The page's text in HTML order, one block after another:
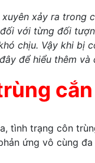
xảy ra trong
với từng đối
chịu. Vậy khi bị
để hiểu thêm và
tình trạng côn
ứng vô cùng